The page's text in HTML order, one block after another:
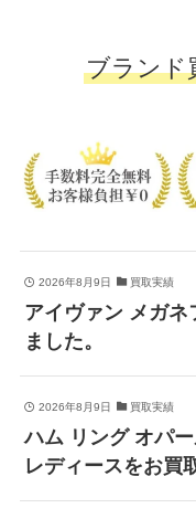
ブランド
2026年8月9日 買取実績
アイヴァン メガネ
ました。
2026年8月9日 買取実績
ハム リング オパ
レディースをお買